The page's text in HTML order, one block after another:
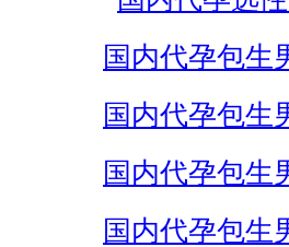
国内代孕包生
国内代孕包生
国内代孕包生
国内代孕包生